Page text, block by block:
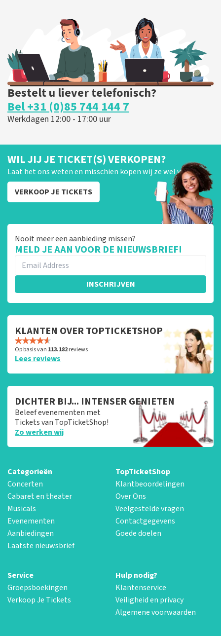
BESTEL NU
Bestelt u liever telefonisch?
Bel +31 (0)85 744 144 7
Werkdagen 12:00 - 17:00 uur
WIL JIJ JE TICKET(S) VERKOPEN?
Laat het ons weten en misschien kopen wij ze wel van je!
VERKOOP JE TICKETS
Nooit meer een aanbieding missen?
MELD JE AAN VOOR DE NIEUWSBRIEF!
INSCHRIJVEN
KLANTEN OVER TOPTICKETSHOP
Op basis van 113.182reviews
Lees reviews
DICHTER BIJ... INTENSER GENIETEN
Beleef evenementen met
Tickets van TopTicketShop!
Zo werken wij
Categorieën
Concerten
Cabaret en theater
Musicals
Evenementen
Aanbiedingen
Laatste nieuwsbrief
TopTicketShop
Klantbeoordelingen
Over Ons
Veelgestelde vragen
Contactgegevens
Goede doelen
Service
Groepsboekingen
Verkoop Je Tickets
Hulp nodig?
Klantenservice
Veiligheid en privacy
Algemene voorwaarden